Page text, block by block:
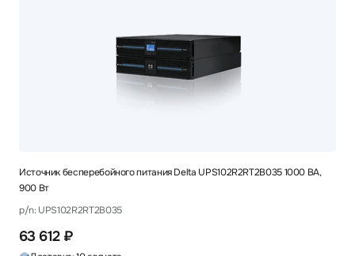
Источник бесперебойного питания Delta UPS102R2RT2B035 1000 ВА,
900 Вт
p/n: UPS102R2RT2B035
63 612 ₽